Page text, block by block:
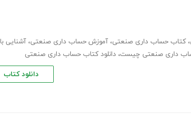
، کتاب حساب داری صنعتی، آموزش حساب داری صنعتی، آشنایی با
داری صنعتی چیست، دانلود کتاب حساب داری صنعتی
دانلود کتاب